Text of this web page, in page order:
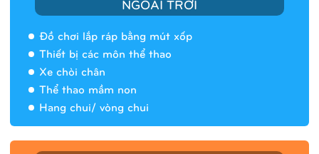
NGOÀI TRỜI
Đồ chơi lắp ráp bằng mút xốp
Thiết bị các môn thể thao
Xe chòi chân
Thể thao mầm non
Hang chui/ vòng chuiNhà banh 9H5408